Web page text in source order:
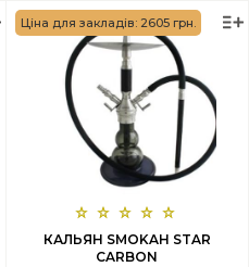
Ціна для закладів: 2605 грн.
КАЛЬЯН SMOKAH STAR
CARBON